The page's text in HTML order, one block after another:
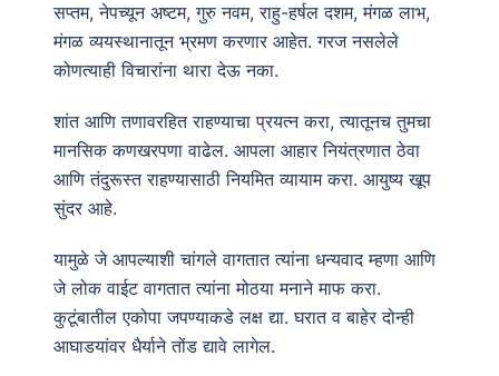
सप्तम, नेपच्यून अष्टम, गुरु नवम, राहु-हर्षल दशम, मंगळ लाभ,
मंगळ व्ययस्थानातून भ्रमण करणार आहेत. गरज नसलेले
कोणत्याही विचारांना थारा देऊ नका.
शांत आणि तणावरहित राहण्याचा प्रयत्न करा, त्यातूनच तुमचा
मानसिक कणखरपणा वाढेल. आपला आहार नियंत्रणात ठेवा
आणि तंदुरूस्त राहण्यासाठी नियमित व्यायाम करा. आयुष्य खूप
सुंदर आहे.
यामुळे जे आपल्याशी चांगले वागतात त्यांना धन्यवाद म्हणा आणि
जे लोक वाईट वागतात त्यांना मोठया मनाने माफ करा.
कुटूंबातील एकोपा जपण्याकडे लक्ष द्या. घरात व बाहेर दोन्ही
आघाडयांवर धैर्याने तोंड द्यावे लागेल.